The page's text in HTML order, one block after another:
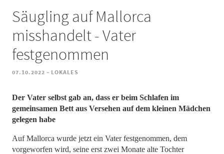
Säugling auf Mallorca
misshandelt - Vater
festgenommen
07.10.2022 - LOKALES
Der Vater selbst gab an, dass er beim Schlafen im
gemeinsamen Bett aus Versehen auf dem kleinen Mädchen
gelegen habe
Auf Mallorca wurde jetzt ein Vater festgenommen, dem
vorgeworfen wird, seine erst zwei Monate alte Tochter